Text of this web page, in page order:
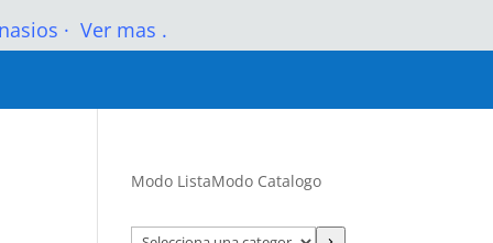
· Ver mas .
Modo ListaModo Catalogo
Selecciona